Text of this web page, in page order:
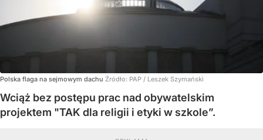
Polska flaga na sejmowym dachu Źródło: PAP / Leszek Szymański
Wciąż bez postępu prac nad obywatelskim
projektem "TAK dla religii i etyki w szkole”.